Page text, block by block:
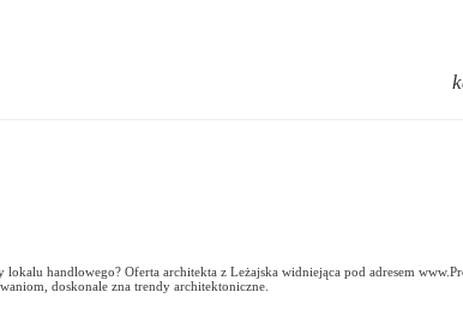
handlowego? Oferta architekta z Leżajska widniejąca pod adresem
doskonale zna trendy architektoniczne.